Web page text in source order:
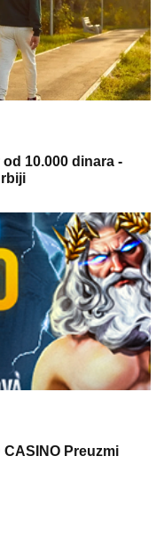
10.000 dinara -
CASINO Preuzmi